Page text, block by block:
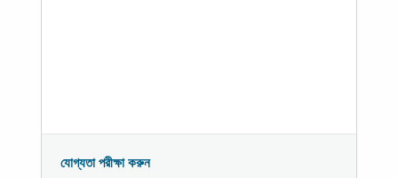
যোগ্যতা পরীক্ষা করুন